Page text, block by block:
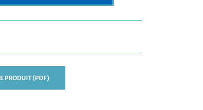
PRODUIT (PDF)